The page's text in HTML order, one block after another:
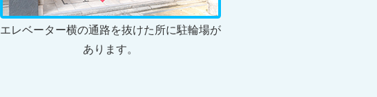
エレベーター横の通路を抜けた所に駐輪場が
あります。